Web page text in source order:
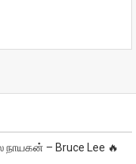
– Bruce Lee 🔥